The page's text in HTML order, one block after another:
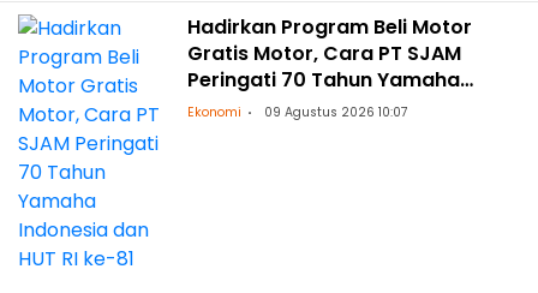
Hadirkan Program Beli Motor
Gratis Motor, Cara PT SJAM
Peringati 70 Tahun Yamaha
Indonesia dan HUT RI ke-81
Ekonomi 09 Agustus 2026 10:07